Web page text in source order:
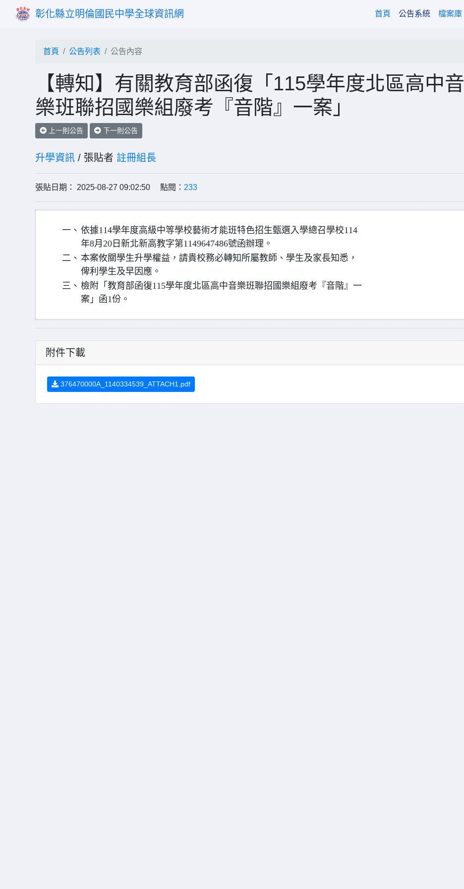
彰化縣立明倫國民中學全球資訊網 首頁(current)
公告系統 檔案庫
首頁 公告列表 公告內容
【轉知】有關教育部函復「115學年度北區高中音
樂班聯招國樂組廢考『音階』一案」
上一則公告 下一則公告
升學資訊 / 張貼者 註冊組長
張貼日期： 2025-08-27 09:02:50 點閱： 233
一、 依據114學年度高級中等學校藝術才能班特色招生甄選入學總召學校114
年8月20日新北新高教字第1149647486號函辦理。
二、 本案攸關學生升學權益，請貴校務必轉知所屬教師、學生及家長知悉，
俾利學生及早因應。
三、 檢附「教育部函復115學年度北區高中音樂班聯招國樂組廢考『音階』一
案」函1份。
附件下載
376470000A_1140334539_ATTACH1.pdf